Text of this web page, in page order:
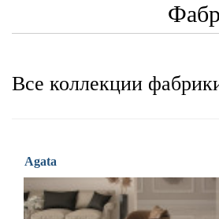
Все коллекции
Agata